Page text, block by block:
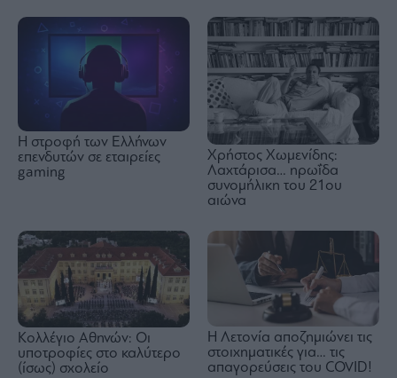
Η στροφή των Ελλήνων
επενδυτών σε εταιρείες
gaming
Χρήστος Χωμενίδης:
Λαχτάρισα… ηρωΐδα
συνομήλικη του 21ου
αιώνα
Κολλέγιο Αθηνών: Οι
υποτροφίες στο καλύτερο
(ίσως) σχολείο
Η Λετονία αποζημιώνει τις
στοιχηματικές για… τις
απαγορεύσεις του COVID!